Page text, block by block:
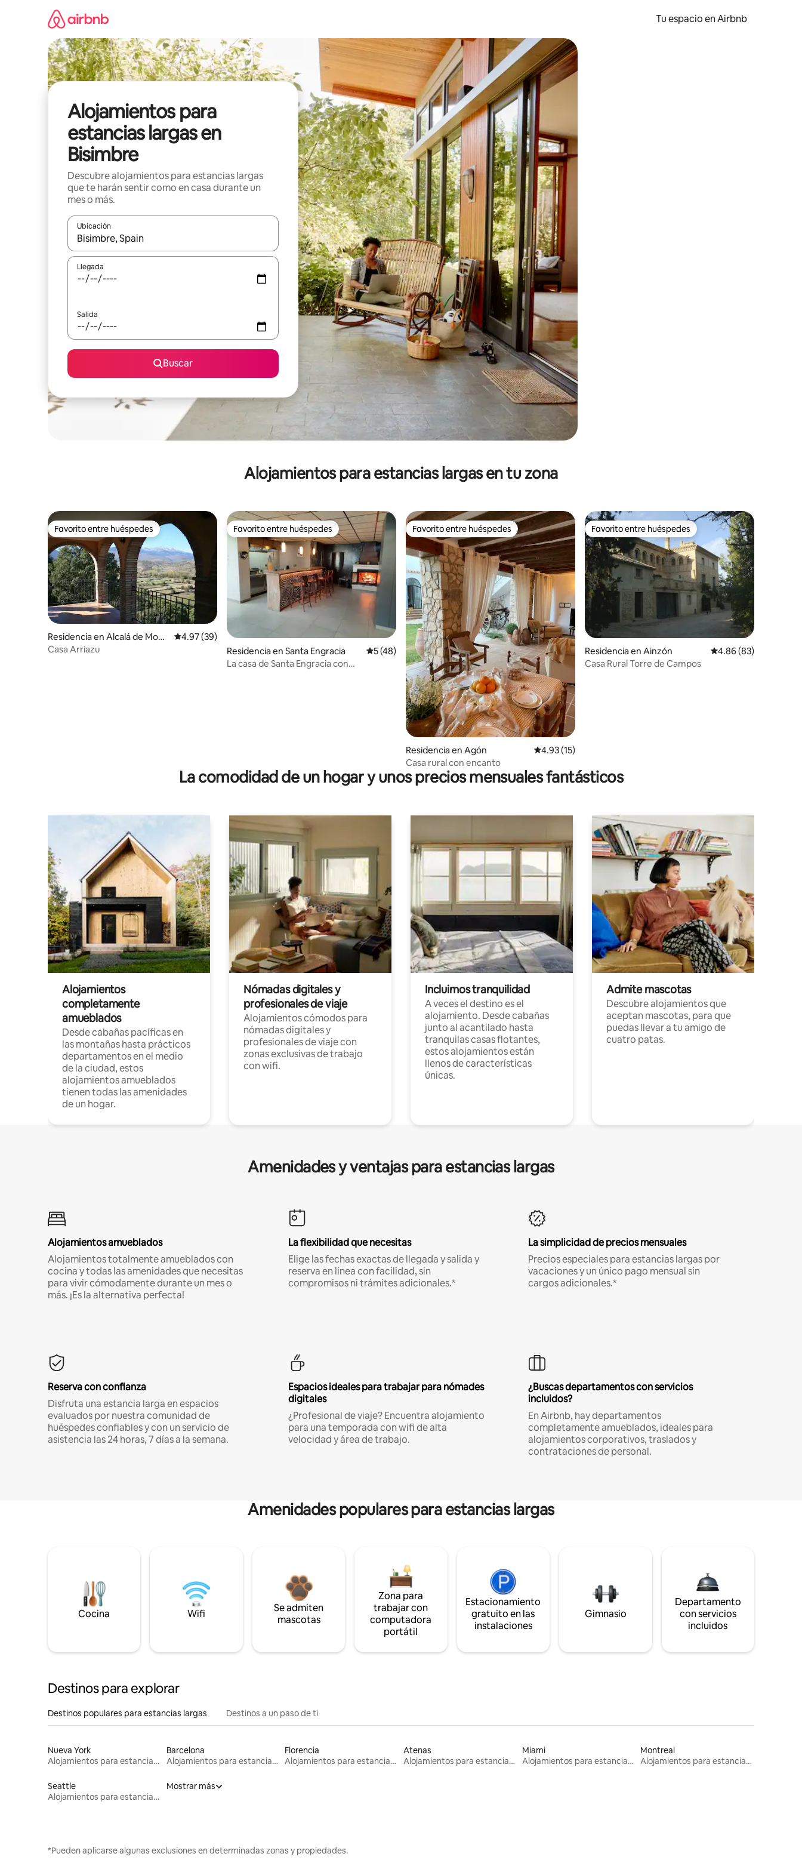
Tu espacio en Airbnb
Alojamientos para
estancias largas en
Bisimbre
Descubre alojamientos para estancias largas
que te harán sentir como en casa durante un
mes o más.
Ubicación
Cuando los resultados estén disponibles, podrás navegar usando las teclas de las flechas hacia arriba y hacia abajo, o bien tocando y deslizando la pantalla.
Llegada
Salida
Buscar
Alojamientos para estancias largas en tu zona
Favorito entre huéspedes
Favorito entre huéspedes
Residencia en Alcalá de Monc
ayo
Calificación promedio: 4.97 de 5; 39 evaluaciones
4.97 (39)
Casa Arriazu
Favorito entre huéspedes
Favorito entre huéspedes
Residencia en Santa Engracia Calificación promedio: 5 de 5; 48 evaluaciones
5 (48)
La casa de Santa Engracia con
Favorito entre huéspedes
Favorito entre huéspedes
Residencia en Agón Calificación promedio: 4.93 de 5; 15 evaluaciones
4.93 (15)
Casa rural con encanto
Favorito entre huéspedes
Favorito entre huéspedes
Residencia en Ainzón Calificación
4.86 (83)
Casa Rural Torre de Campos
La comodidad de un hogar y unos precios mensuales fantásticos
Alojamientos
completamente
amueblados
Desde cabañas pacíficas en
las montañas hasta prácticos
departamentos en el medio
de la ciudad, estos
alojamientos amueblados
tienen todas las amenidades
de un hogar.
Nómadas digitales y
profesionales de viaje
Alojamientos cómodos para
nómadas digitales y
profesionales de viaje con
zonas exclusivas de trabajo
con wifi.
Incluimos tranquilidad
A veces el destino es el
alojamiento. Desde cabañas
junto al acantilado hasta
tranquilas casas flotantes,
estos alojamientos están
llenos de características
únicas.
Admite mascotas
Descubre alojamientos que
aceptan mascotas, para que
puedas llevar a tu amigo de
cuatro patas.
Amenidades y ventajas para estancias largas
Alojamientos amueblados
Alojamientos totalmente amueblados con
cocina y todas las amenidades que necesitas
para vivir cómodamente durante un mes o
más. ¡Es la alternativa perfecta!
La flexibilidad que necesitas
Elige las fechas exactas de llegada y salida y
reserva en línea con facilidad, sin
compromisos ni trámites adicionales.*
La simplicidad de precios mensuales
Precios especiales para estancias largas por
vacaciones y un único pago mensual sin
cargos adicionales.*
Reserva con confianza
Disfruta una estancia larga en espacios
evaluados por nuestra comunidad de
huéspedes confiables y con un servicio de
asistencia las 24 horas, 7 días a la semana.
Espacios ideales para trabajar para nómades
digitales
¿Profesional de viaje? Encuentra alojamiento
para una temporada con wifi de alta
velocidad y área de trabajo.
¿Buscas departamentos con servicios
incluidos?
En Airbnb, hay departamentos
completamente amueblados, ideales para
alojamientos corporativos, traslados y
contrataciones de personal.
Amenidades populares para estancias largas
Cocina Wifi
Se admiten
mascotas
Zona para
trabajar con
computadora
portátil
Estacionamiento
gratuito en las
instalaciones
Gimnasio
Departamento
con servicios
incluidos
Destinos para explorar
Destinos populares para estancias largas Destinos a un paso de ti
Nueva York
Alojamientos para estancias largas
Barcelona
Alojamientos para estancias largas
Florencia
Alojamientos para estancias largas
Atenas
Alojamientos para estancias largas
Miami
Alojamientos para estancias largas
Montreal
Alojamientos para estancias largas
Seattle
Alojamientos para estancias largas
Mostrar más
*Pueden aplicarse algunas exclusiones en determinadas zonas y propiedades.